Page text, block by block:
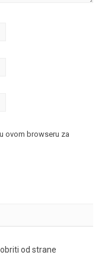
ovom browseru za
od strane